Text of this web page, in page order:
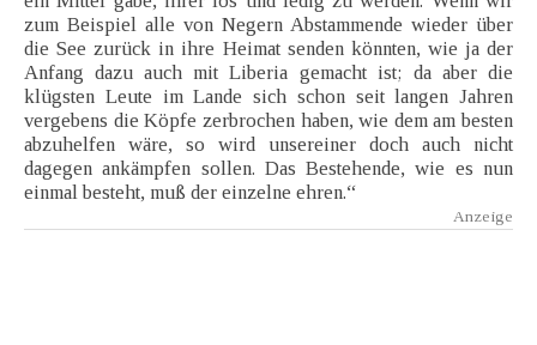
zum Beispiel alle von Negern Abstammende wieder über
die See zurück in ihre Heimat senden könnten, wie ja der
Anfang dazu auch mit Liberia gemacht ist; da aber die
klügsten Leute im Lande sich schon seit langen Jahren
vergebens die Köpfe zerbrochen haben, wie dem am besten
abzuhelfen wäre, so wird unsereiner doch auch nicht
dagegen ankämpfen sollen. Das Bestehende, wie es nun
einmal besteht, muß der einzelne ehren.“